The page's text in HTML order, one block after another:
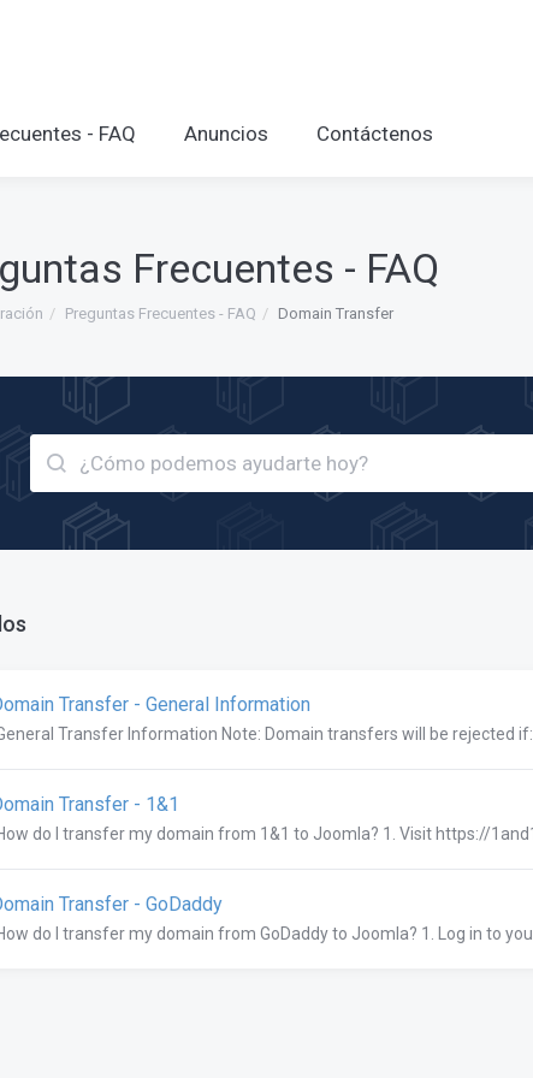
- FAQ Anuncios Contáctenos
Frecuentes - FAQ
Preguntas Frecuentes - FAQ Domain Transfer
Transfer - General Information
Transfer Information Note: Domain transfers will be rejected if:
Transfer - 1&1
do I transfer my domain from 1&1 to Joomla? 1. Visit https://
Transfer - GoDaddy
do I transfer my domain from GoDaddy to Joomla? 1. Log in to